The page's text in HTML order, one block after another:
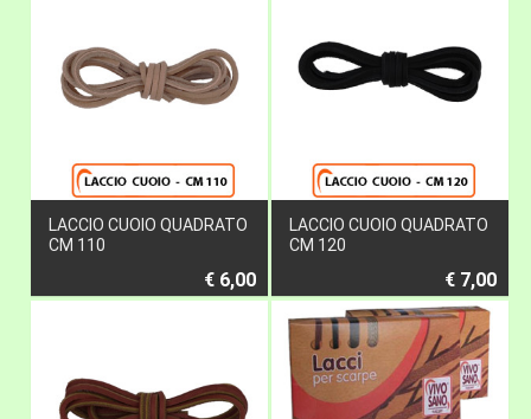
LACCIO CUOIO QUADRATO
CM 110
€ 6,00
LACCIO CUOIO QUADRATO
CM 120
€ 7,00